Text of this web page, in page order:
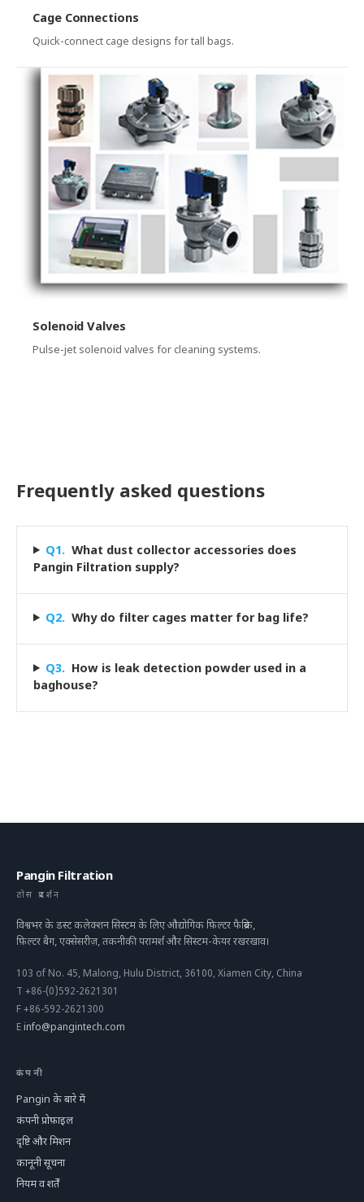
Cage Connections
Quick-connect cage designs for tall bags.
Solenoid Valves
Pulse-jet solenoid valves for cleaning systems.
Frequently asked questions
Q1. What dust collector accessories does
Pangin Filtration supply?
Q2. Why do filter cages matter for bag life?
Q3. How is leak detection powder used in a
baghouse?
Pangin Filtration
ठोस प्रदर्शन
विश्वभर के डस्ट कलेक्शन सिस्टम के लिए औद्योगिक फ़िल्टर फैब्रिक,
फ़िल्टर बैग, एक्सेसरीज़, तकनीकी परामर्श और सिस्टम-केयर रखरखाव।
103 of No. 45, Malong, Hulu District, 36100, Xiamen City, China
T +86-(0)592-2621301
F+86-592-2621300
E info@pangintech.com
कंपनी
Pangin के बारे में
कंपनी प्रोफ़ाइल
दृष्टि और मिशन
कानूनी सूचना
नियम व शर्तें